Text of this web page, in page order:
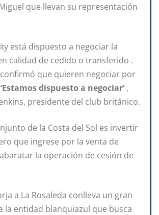
que llevan su representación
está dispuesto a negociar la
en calidad de cedido o transferido .
confirmó que quieren negociar por
‘Estamos dispuesto a negociar’,
presidente del club británico.
de la Costa del Sol es invertir
que ingrese por la venta de
la operación de cesión de
a La Rosaleda conlleva un gran
la entidad blanquiazul que busca